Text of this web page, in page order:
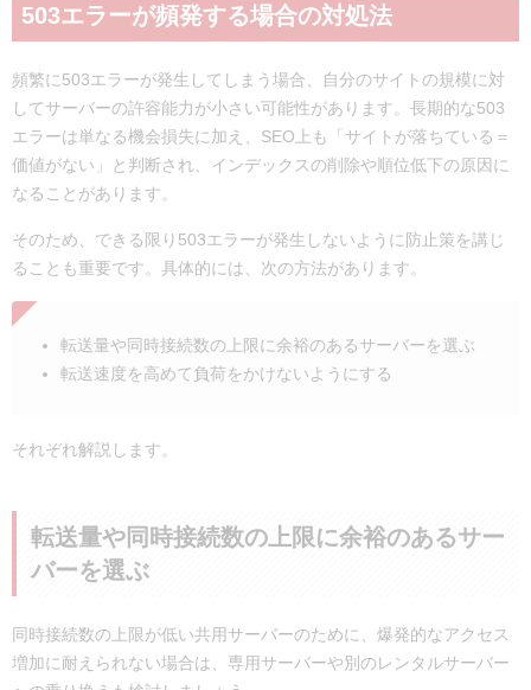
503エラーが頻発する場合の対処法
頻繁に503エラーが発生してしまう場合、自分のサイトの規模に対
してサーバーの許容能力が小さい可能性があります。長期的な503
エラーは単なる機会損失に加え、SEO上も「サイトが落ちている＝
価値がない」と判断され、インデックスの削除や順位低下の原因に
なることがあります。
そのため、できる限り503エラーが発生しないように防止策を講じ
ることも重要です。具体的には、次の方法があります。
転送量や同時接続数の上限に余裕のあるサーバーを選ぶ
転送速度を高めて負荷をかけないようにする
それぞれ解説します。
転送量や同時接続数の上限に余裕のあるサー
バーを選ぶ
同時接続数の上限が低い共用サーバーのために、爆発的なアクセス
増加に耐えられない場合は、専用サーバーや別のレンタルサーバー